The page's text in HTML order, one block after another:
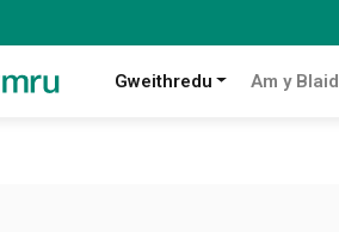
Gweithredu Am y Blaid